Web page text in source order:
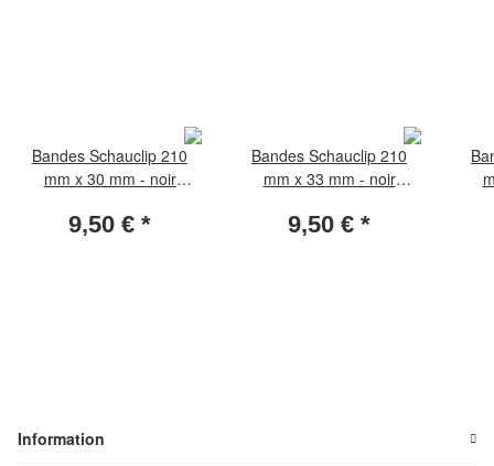
Bandes Schauclip 210
mm x 30 mm - noir
9,50 € *
Bandes Schauclip 210
mm x 33 mm - noir
9,50 € *
Information